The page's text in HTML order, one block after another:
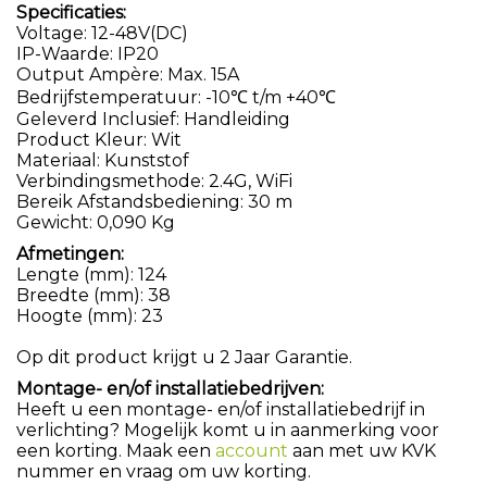
Specificaties:
Voltage: 12-48V(DC)
IP-Waarde: IP20
Output Ampère: Max. 15A
Bedrijfstemperatuur: -10℃ t/m +40℃
Geleverd Inclusief: Handleiding
Product Kleur: Wit
Materiaal: Kunststof
Verbindingsmethode: 2.4G, WiFi
Bereik Afstandsbediening: 30 m
Gewicht: 0,090 Kg
Afmetingen:
Lengte (mm): 124
Breedte (mm): 38
Hoogte (mm): 23
Op dit product krijgt u 2 Jaar Garantie.
Montage- en/of installatiebedrijven:
Heeft u een montage- en/of installatiebedrijf in
verlichting? Mogelijk komt u in aanmerking voor
een korting. Maak een account aan met uw KVK
nummer en vraag om uw korting.